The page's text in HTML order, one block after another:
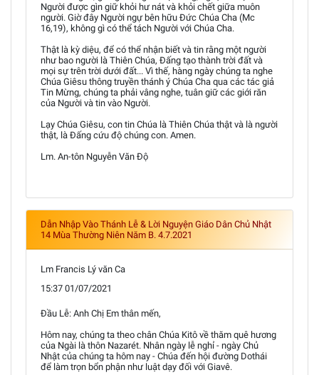
Người được gìn giữ khỏi hư nát và khỏi chết giữa muôn
người. Giờ đây Người ngự bên hữu Đức Chúa Cha (Mc
16,19), không gì có thể tách Người với Chúa Cha.
Thật là kỳ diệu, để có thể nhận biết và tin rằng một người
như bao người là Thiên Chúa, Đấng tạo thành trời đất và
mọi sự trên trời dưới đất... Vì thế, hàng ngày chúng ta nghe
Chúa Giêsu thông truyền thánh ý Chúa Cha qua các tác giả
Tin Mừng, chúng ta phải vâng nghe, tuân giữ các giới răn
của Người và tin vào Người.
Lạy Chúa Giêsu, con tin Chúa là Thiên Chúa thật và là người
thật, là Đấng cứu độ chúng con. Amen.
Lm. An-tôn Nguyễn Văn Độ
Dẫn Nhập Vào Thánh Lễ & Lời Nguyện Giáo Dân Chủ Nhật
14 Mùa Thường Niên Năm B. 4.7.2021
Lm Francis Lý văn Ca
15:37 01/07/2021
Đầu Lễ: Anh Chị Em thân mến,
Hôm nay, chúng ta theo chân Chúa Kitô về thăm quê hương
của Ngài là thôn Nazarét. Nhân ngày lễ nghỉ - ngày Chủ
Nhật của chúng ta hôm nay - Chúa đến hội đường Dothái
để làm trọn bổn phận như luật dạy đối với Giavê.